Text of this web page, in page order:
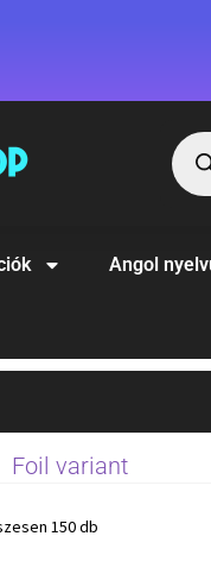
Angol
Foil variant
150 db